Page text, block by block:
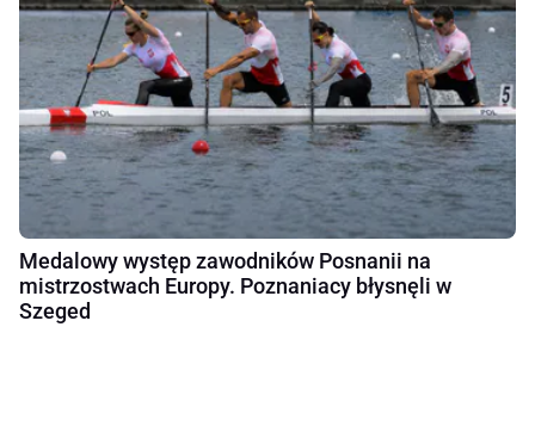
Medalowy występ zawodników Posnanii na
mistrzostwach Europy. Poznaniacy błysnęli w
Szeged